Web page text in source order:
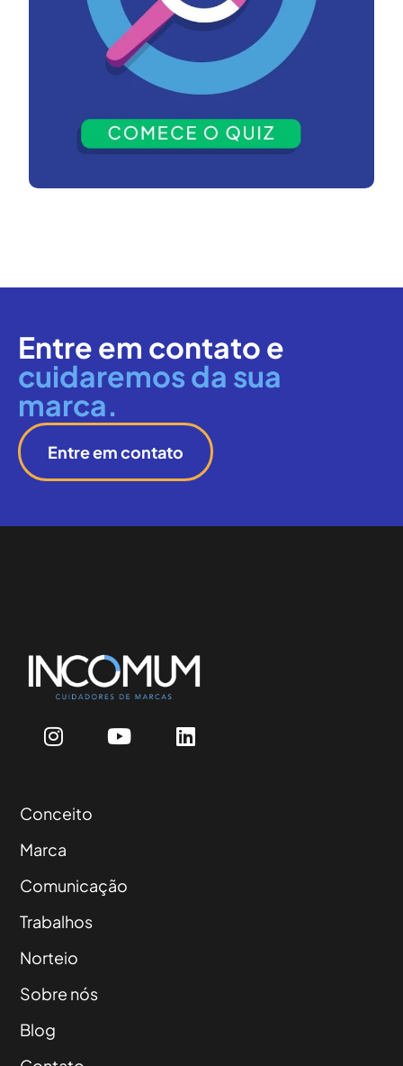
Entre em contato e
cuidaremos da sua
marca.
Entre em contato
Conceito
Marca
Comunicação
Trabalhos
Norteio
Sobre nós
Blog